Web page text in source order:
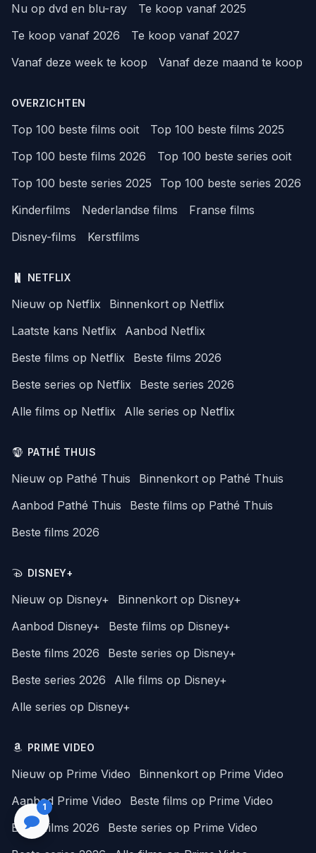
1
Nu op dvd en blu-ray
Te koop vanaf 2025
Te koop vanaf 2026
Te koop vanaf 2027
Vanaf deze week te koop
Vanaf deze maand te koop
OVERZICHTEN
Top 100 beste films ooit
Top 100 beste films 2025
Top 100 beste films 2026
Top 100 beste series ooit
Top 100 beste series 2025
Top 100 beste series 2026
Kinderfilms
Nederlandse films
Franse films
Disney-films
Kerstfilms
NETFLIX
Nieuw op Netflix
Binnenkort op Netflix
Laatste kans Netflix
Aanbod Netflix
Beste films op Netflix
Beste films 2026
Beste series op Netflix
Beste series 2026
Alle films op Netflix
Alle series op Netflix
PATHÉ THUIS
Nieuw op Pathé Thuis
Binnenkort op Pathé Thuis
Aanbod Pathé Thuis
Beste films op Pathé Thuis
Beste films 2026
DISNEY+
Nieuw op Disney+
Binnenkort op Disney+
Aanbod Disney+
Beste films op Disney+
Beste films 2026
Beste series op Disney+
Beste series 2026
Alle films op Disney+
Alle series op Disney+
PRIME VIDEO
Nieuw op Prime Video
Binnenkort op Prime Video
Aanbod Prime Video
Beste films op Prime Video
Beste films 2026
Beste series op Prime Video